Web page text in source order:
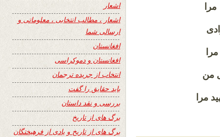
من
مرا
اشعار
اشعار ، مطالب انتخابی ، معلوماتی و
ارسالی شما
افغانستان
افغانستان و دموکراسی
انتخاب از جریده ترجمان
باید حقایق را گفت
بررسی و نقد داستان
برگ های از تاریخ
برگ های از تاریخ و یادی از فرهیختگان